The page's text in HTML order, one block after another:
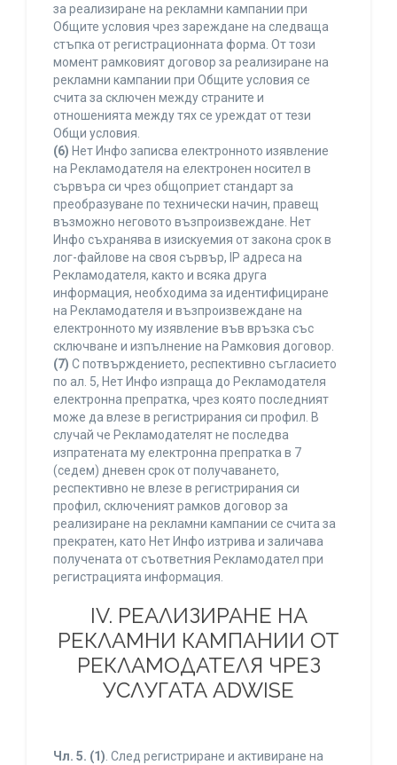
за реализиране на рекламни кампании при
Общите условия чрез зареждане на следваща
стъпка от регистрационната форма. От този
момент рамковият договор за реализиране на
рекламни кампании при Общите условия се
счита за сключен между страните и
отношенията между тях се уреждат от тези
Общи условия.
(6) Нет Инфо записва електронното изявление
на Рекламодателя на електронен носител в
сървъра си чрез общоприет стандарт за
преобразуване по технически начин, правещ
възможно неговото възпроизвеждане. Нет
Инфо съхранява в изискуемия от закона срок в
лог-файлове на своя сървър, IP адреса на
Рекламодателя, както и всяка друга
информация, необходима за идентифициране
на Рекламодателя и възпроизвеждане на
електронното му изявление във връзка със
сключване и изпълнение на Рамковия договор.
(7) С потвърждението, респективно съгласието
по ал. 5, Нет Инфо изпраща до Рекламодателя
електронна препратка, чрез която последният
може да влезе в регистрирания си профил. В
случай че Рекламодателят не последва
изпратената му електронна препратка в 7
(седем) дневен срок от получаването,
респективно не влезе в регистрирания си
профил, сключеният рамков договор за
реализиране на рекламни кампании се счита за
прекратен, като Нет Инфо изтрива и заличава
получената от съответния Рекламодател при
регистрацията информация.
IV. РЕАЛИЗИРАНЕ НА
РЕКЛАМНИ КАМПАНИИ ОТ
РЕКЛАМОДАТЕЛЯ ЧРЕЗ
УСЛУГАТА ADWISE
Чл. 5. (1). След регистриране и активиране на